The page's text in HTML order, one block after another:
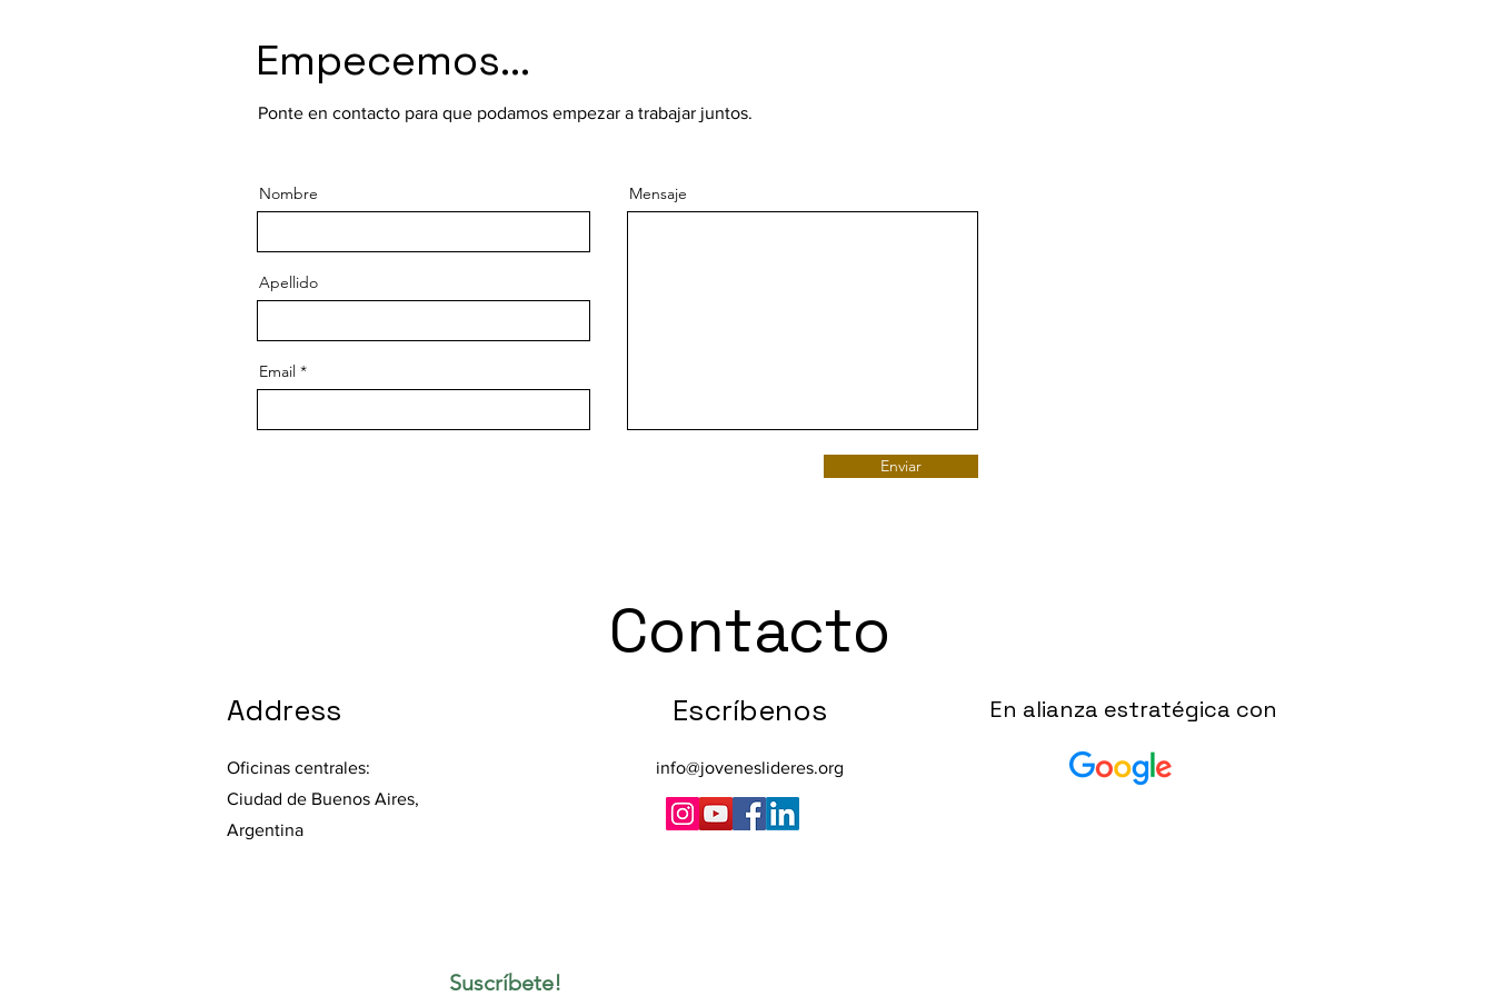
Empecemos...
Ponte en contacto para que podamos empezar a trabajar juntos.
Nombre
Apellido
Email
Mensaje
Enviar
Contacto
Address
Oficinas centrales:
Ciudad de Buenos Aires,
Argentina
Escríbenos
info@joveneslideres.org
En alianza estratégica con
Suscríbete!